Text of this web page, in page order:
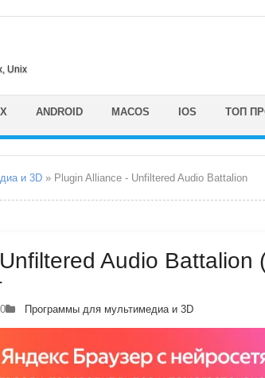
Unix
ANDROID MACOS IOS ТОП
и 3D » Plugin Alliance - Unfiltered Audio Battalion
Audio Battalion
0 Программы для мультимедиа и 3D